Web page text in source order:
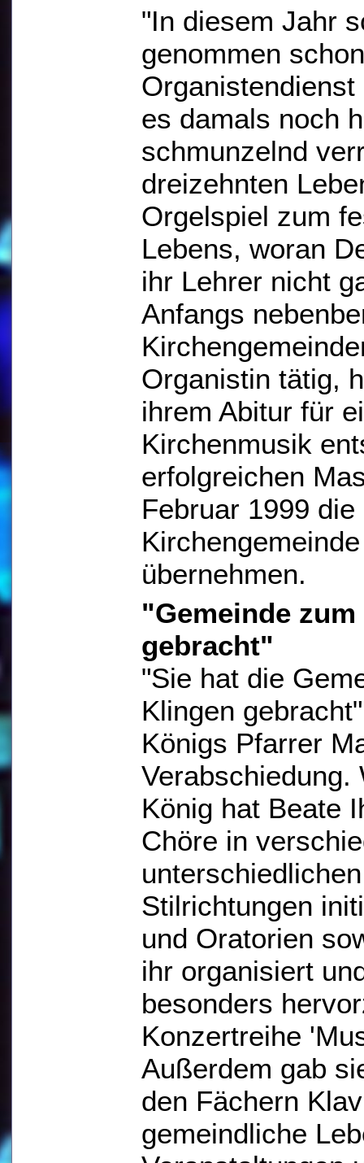
"In diesem Jahr
genommen
es damals noch
schmunzelnd
dreizehnten
Orgelspiel zum
Lebens, woran
ihr Lehrer nicht
Anfangs
Organistin tätig,
ihrem Abitur für
Kirchenmusik
erfolgreichen
Februar 1999
übernehmen.
"Gemeinde
gebracht"
"Sie hat die
Klingen
Königs Pfarrer
Verabschiedung.
König hat Beate
Chöre in
Stilrichtungen
und Oratorien
ihr organisiert
besonders
Konzertreihe
Außerdem gab
den Fächern
gemeindliche